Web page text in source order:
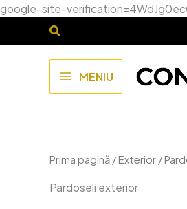
google-site-
MAIN
MENIU
Prima pagină /Exterior /
Pardoseli exterior